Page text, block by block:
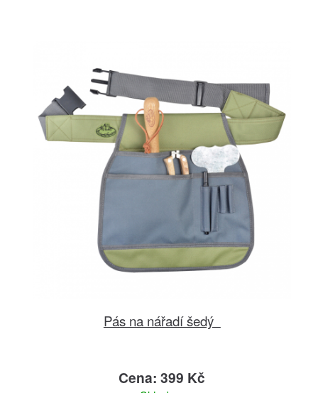
Pás na nářadí šedý
Cena: 399 Kč